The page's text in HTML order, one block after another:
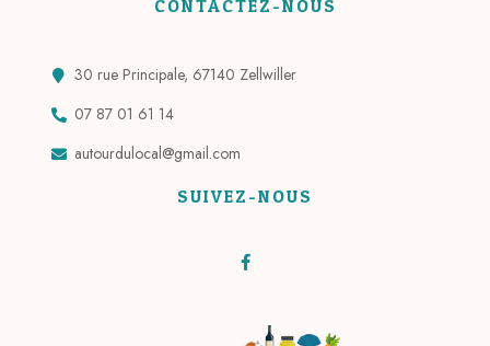
CONTACTEZ-NOUS
30 rue Principale, 67140 Zellwiller
07 87 01 61 14
autourdulocal@gmail.com
SUIVEZ-NOUS